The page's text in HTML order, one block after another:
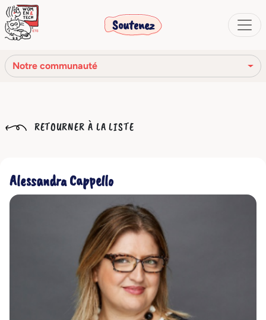
Soutenez
Notre communauté
Notre histoire
Notre communauté
Les organes sociaux
Code Éthique
RETOURNER À LA LISTE
Alessandra Cappello